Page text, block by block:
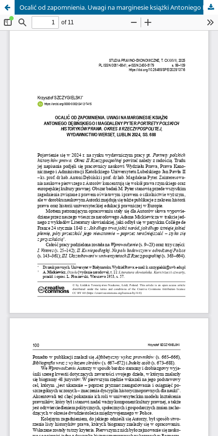
Ocalić od zapomnienia. Uwagi na marginesie książki Antoniego Dębińskiego i Magdaleny Pyter "Portrety polskich historyków prawa. Okres II Rzeczypospolitej", Wydawnictwo Werset, Lublin 2024, ss. 688